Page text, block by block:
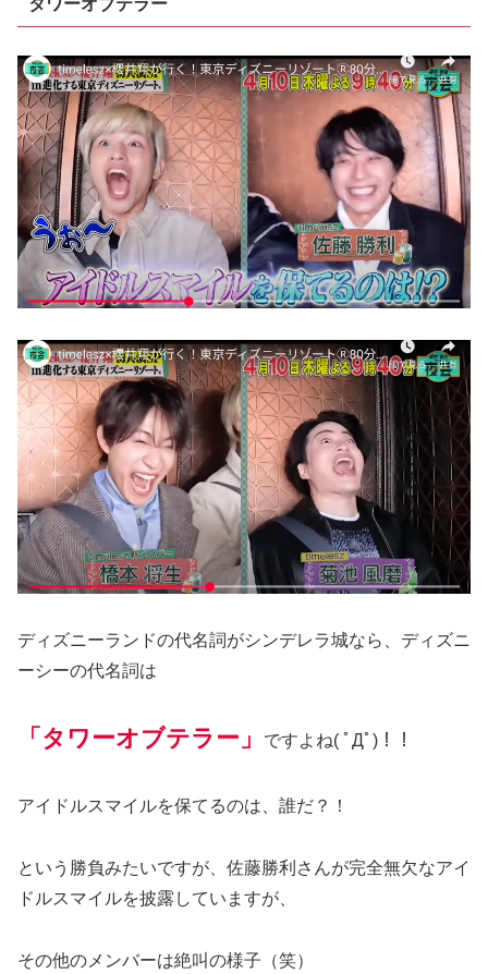
タワーオブテラー
ディズニーランドの代名詞がシンデレラ城なら、ディズニ
ーシーの代名詞は
「タワーオブテラー」 ですよね( ﾟДﾟ)！！
アイドルスマイルを保てるのは、誰だ？！
という勝負みたいですが、佐藤勝利さんが完全無欠なアイ
ドルスマイルを披露していますが、
その他のメンバーは絶叫の様子（笑）